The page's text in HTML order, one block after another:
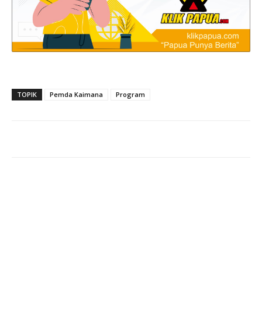
TOPIK Pemda Kaimana Program